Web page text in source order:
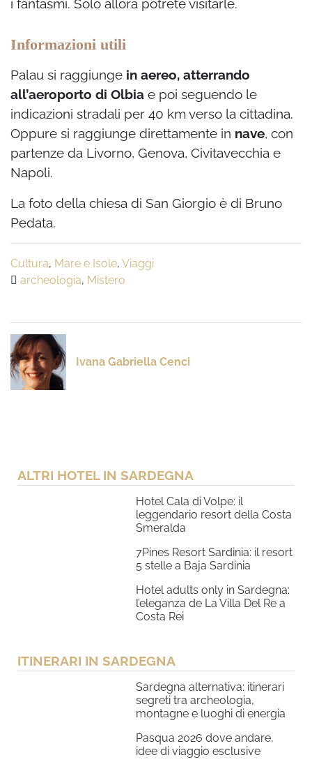
i fantasmi. Solo allora potrete visitarle.
Informazioni utili
Palau si raggiunge in aereo, atterrando
all’aeroporto di Olbia e poi seguendo le
indicazioni stradali per 40 km verso la cittadina.
Oppure si raggiunge direttamente in nave, con
partenze da Livorno, Genova, Civitavecchia e
Napoli.
La foto della chiesa di San Giorgio è di Bruno
Pedata.
Cultura, Mare e Isole, Viaggi
archeologia, Mistero
Ivana Gabriella Cenci
ALTRI HOTEL IN SARDEGNA
Hotel Cala di Volpe: il
leggendario resort della Costa
Smeralda
7Pines Resort Sardinia: il resort
5 stelle a Baja Sardinia
Hotel adults only in Sardegna:
l’eleganza de La Villa Del Re a
Costa Rei
ITINERARI IN SARDEGNA
Sardegna alternativa: itinerari
segreti tra archeologia,
montagne e luoghi di energia
Pasqua 2026 dove andare,
idee di viaggio esclusive